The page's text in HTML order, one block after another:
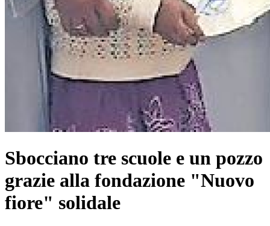
Sbocciano tre scuole e un pozzo
grazie alla fondazione "Nuovo
fiore" solidale